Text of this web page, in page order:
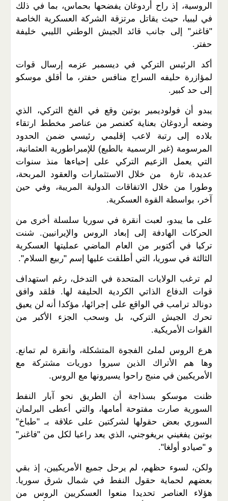
الروسية، إذ راح أردوغان يفضحها بحماس، بما في ذلك
في ليبيا، حيث يقاتل مرتزقة الشركة العسكرية الخاصة
"فاغنر" إلى جانب قائد الجيش الوطني الليبي خليفة
حفتر.
أكد الرئيس التركي في ديسمبر عزمه إرسال قوات
لمؤازرة حليفه السراج منافس حفتر، ما أقلق موسكو
إلى حد كبير.
يبدو أن فولوديمير بوتين وقع في الفخ التركي، الذي
وضعه أردوغان بعناية كعنصر من عناصر مخطط ارتقاء
بلاده إلى رتبة لاعب إقليمي رئيسي ضمن الحدود
المرسومة (غير الرسمية بالطبع) للإمبراطورية العثمانية،
التي يعمل الزعيم التركي على إحياءها منذ سنوات
عديدة، تارة من خلال الاستثمارات والعقود المربحة،
وطورا من خلال الاتفاقات الدولية المريبة، وفي حين
آخر، بواسطة القوة العسكرية.
على ما يبدو، لعبت أنقرة في سوريا سلسلة أخرى من
الحركات الهادفة إلى إبعاد الروس والإيرانيين. شنت
تركيا في أكتوبر من العام الماضي عمليتها العسكرية
الثالثة في سوريا، التي أطلقت عليها إسم "ربيع السلام".
لم ترغب الولايات المتحدة في التدخل، رغم استهداف
قوات الدفاع الذاتي الكردية الحليفة لها. فلقد وافق
دونالد ترامب في الواقع على إجرائها، مؤكدا أنه لن يعيق
تحرك الجيش التركي، بل وسحب الجزء الأكبر من
القوات الأمريكية.
هرع الروس لملئ الفجوة المتشكلة، وأنقرة لم تمانع.
وها هم الأتراك الذين سيروا دوريات مشتركة مع
الأمريكيين في منبج راحوا يسيرونها مع الروس.
ظنت موسكو بسذاجة أن الطريق نحو آبار النفط
السورية صارت مفتوحة أمامها، والتي أعطى البرلمان
السوري بعض حقولها لشركتين على علاقة بـ "طباخ"
بوتين يفغيني بريغوجني، الذي يعد راعيا لكل من "فاغنر"
و "صيادو أولغا".
ولكن، لسوء حظهم، لم يرحل جميع الأمريكيين، إذ بقي
بعضهم لحماية حقول النفط في شمال شرق سوريا.
هؤلاء العناصر تحديدا منعوا العسكريين الروس من